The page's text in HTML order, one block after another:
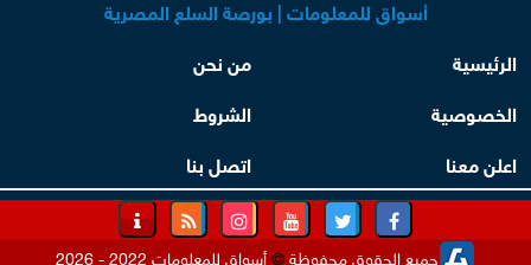
أسواق للمعلومات | بورصة السلع المصرية
الرئيسية
من نحن
الخصوصية
الشروط
اعلن معنا
اتصل بنا
جميع الحقوق محفوظة©أسواق للمعلومات 2022 - 2026